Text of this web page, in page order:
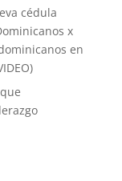
cédula
x
en